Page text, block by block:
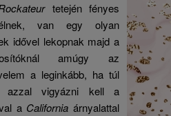
tetején fényes
van egy olyan
idővel lekopnak majd a
amúgy az
a leginkább, ha túl
vigyázni kell a
a California árnyalattal